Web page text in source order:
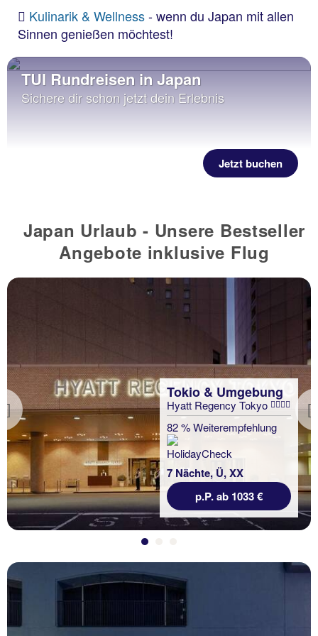
Kulinarik & Wellness- wenn du Japan mit allen
Sinnen genießen möchtest!
TUI Rundreisen in Japan
Sichere dir schon jetzt dein Erlebnis
Jetzt buchen
Japan Urlaub - Unsere Bestseller
Angebote inklusive Flug
Previous
Tokio & Umgebung
Hyatt Regency Tokyo
82 % Weiterempfehlung
7 Nächte, Ü, XX
p.P. ab 1033 €